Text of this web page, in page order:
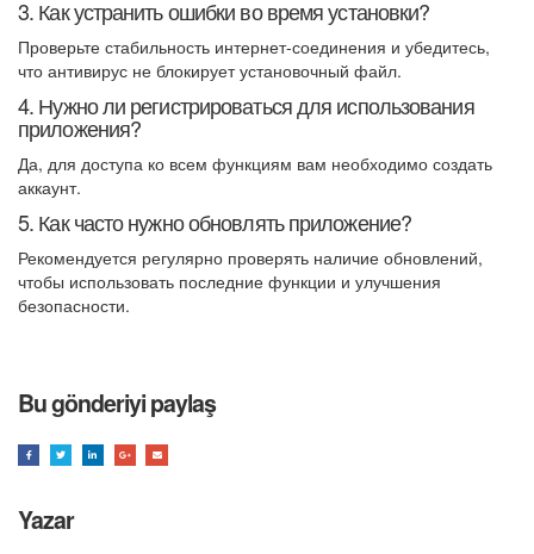
3. Как устранить ошибки во время установки?
Проверьте стабильность интернет-соединения и убедитесь,
что антивирус не блокирует установочный файл.
4. Нужно ли регистрироваться для использования
приложения?
Да, для доступа ко всем функциям вам необходимо создать
аккаунт.
5. Как часто нужно обновлять приложение?
Рекомендуется регулярно проверять наличие обновлений,
чтобы использовать последние функции и улучшения
безопасности.
Bu gönderiyi paylaş
Yazar